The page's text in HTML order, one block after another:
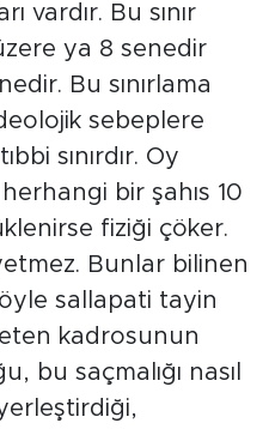
vardır. Bu sınır
ya 8 senedir
Bu sınırlama
sebeplere
sınırdır. Oy
bir şahıs 10
fiziği çöker.
Bunlar bilinen
sallapati tayin
kadrosunun
bu saçmalığı nasıl